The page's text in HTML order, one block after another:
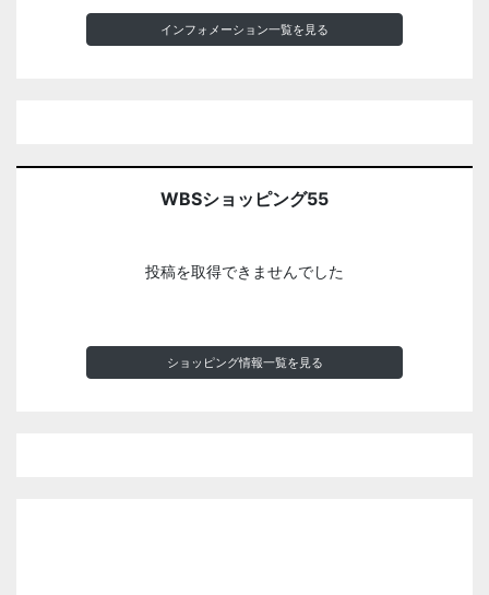
インフォメーション一覧を見る
WBSショッピング55
投稿を取得できませんでした
ショッピング情報一覧を見る